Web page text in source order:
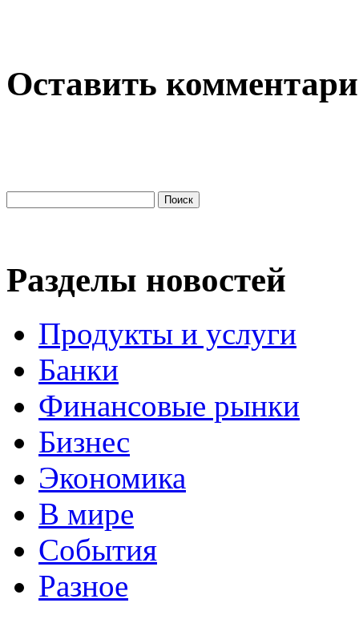
Оставить
Разделы новостей
Продукты и услуги
Банки
Финансовые рынки
Бизнес
Экономика
В мире
События
Разное